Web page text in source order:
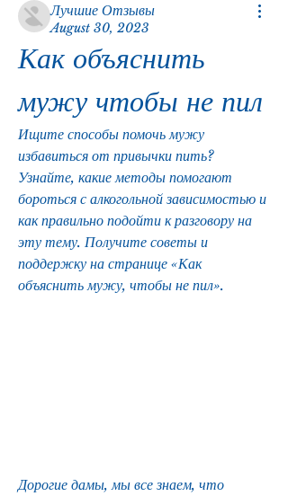
Лучшие Отзывы
August 30, 2023
Как объяснить
мужу чтобы не пил
Ищите способы помочь мужу
избавиться от привычки пить?
Узнайте, какие методы помогают
бороться с алкогольной зависимостью и
как правильно подойти к разговору на
эту тему. Получите советы и
поддержку на странице «Как
объяснить мужу, чтобы не пил».
Дорогие дамы, мы все знаем, что